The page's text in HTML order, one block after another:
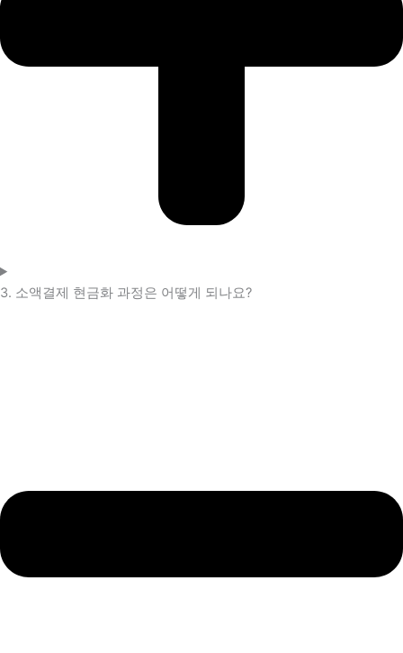
3. 소액결제 현금화 과정은 어떻게 되나요?